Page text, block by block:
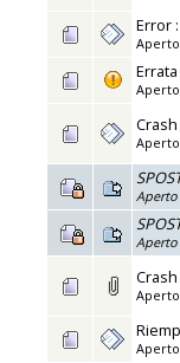
Error